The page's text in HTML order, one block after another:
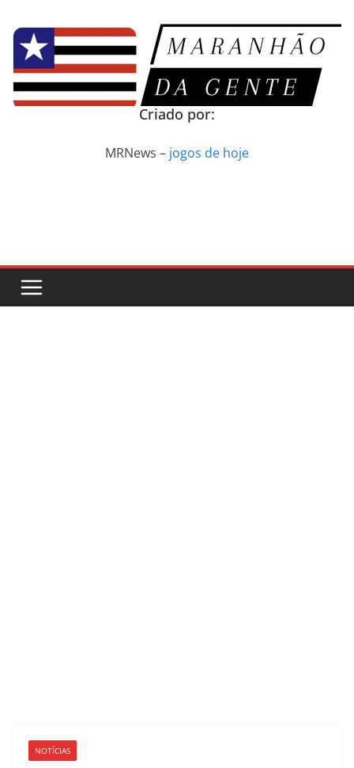
para
conteúdo
Criado por:
MRNews – jogos de hoje
NOTÍCIAS